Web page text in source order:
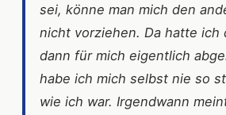
sei, könne man mich den
nicht vorziehen. Da hatte ich
dann für mich eigentlich
habe ich mich selbst nie so
wie ich war. Irgendwann